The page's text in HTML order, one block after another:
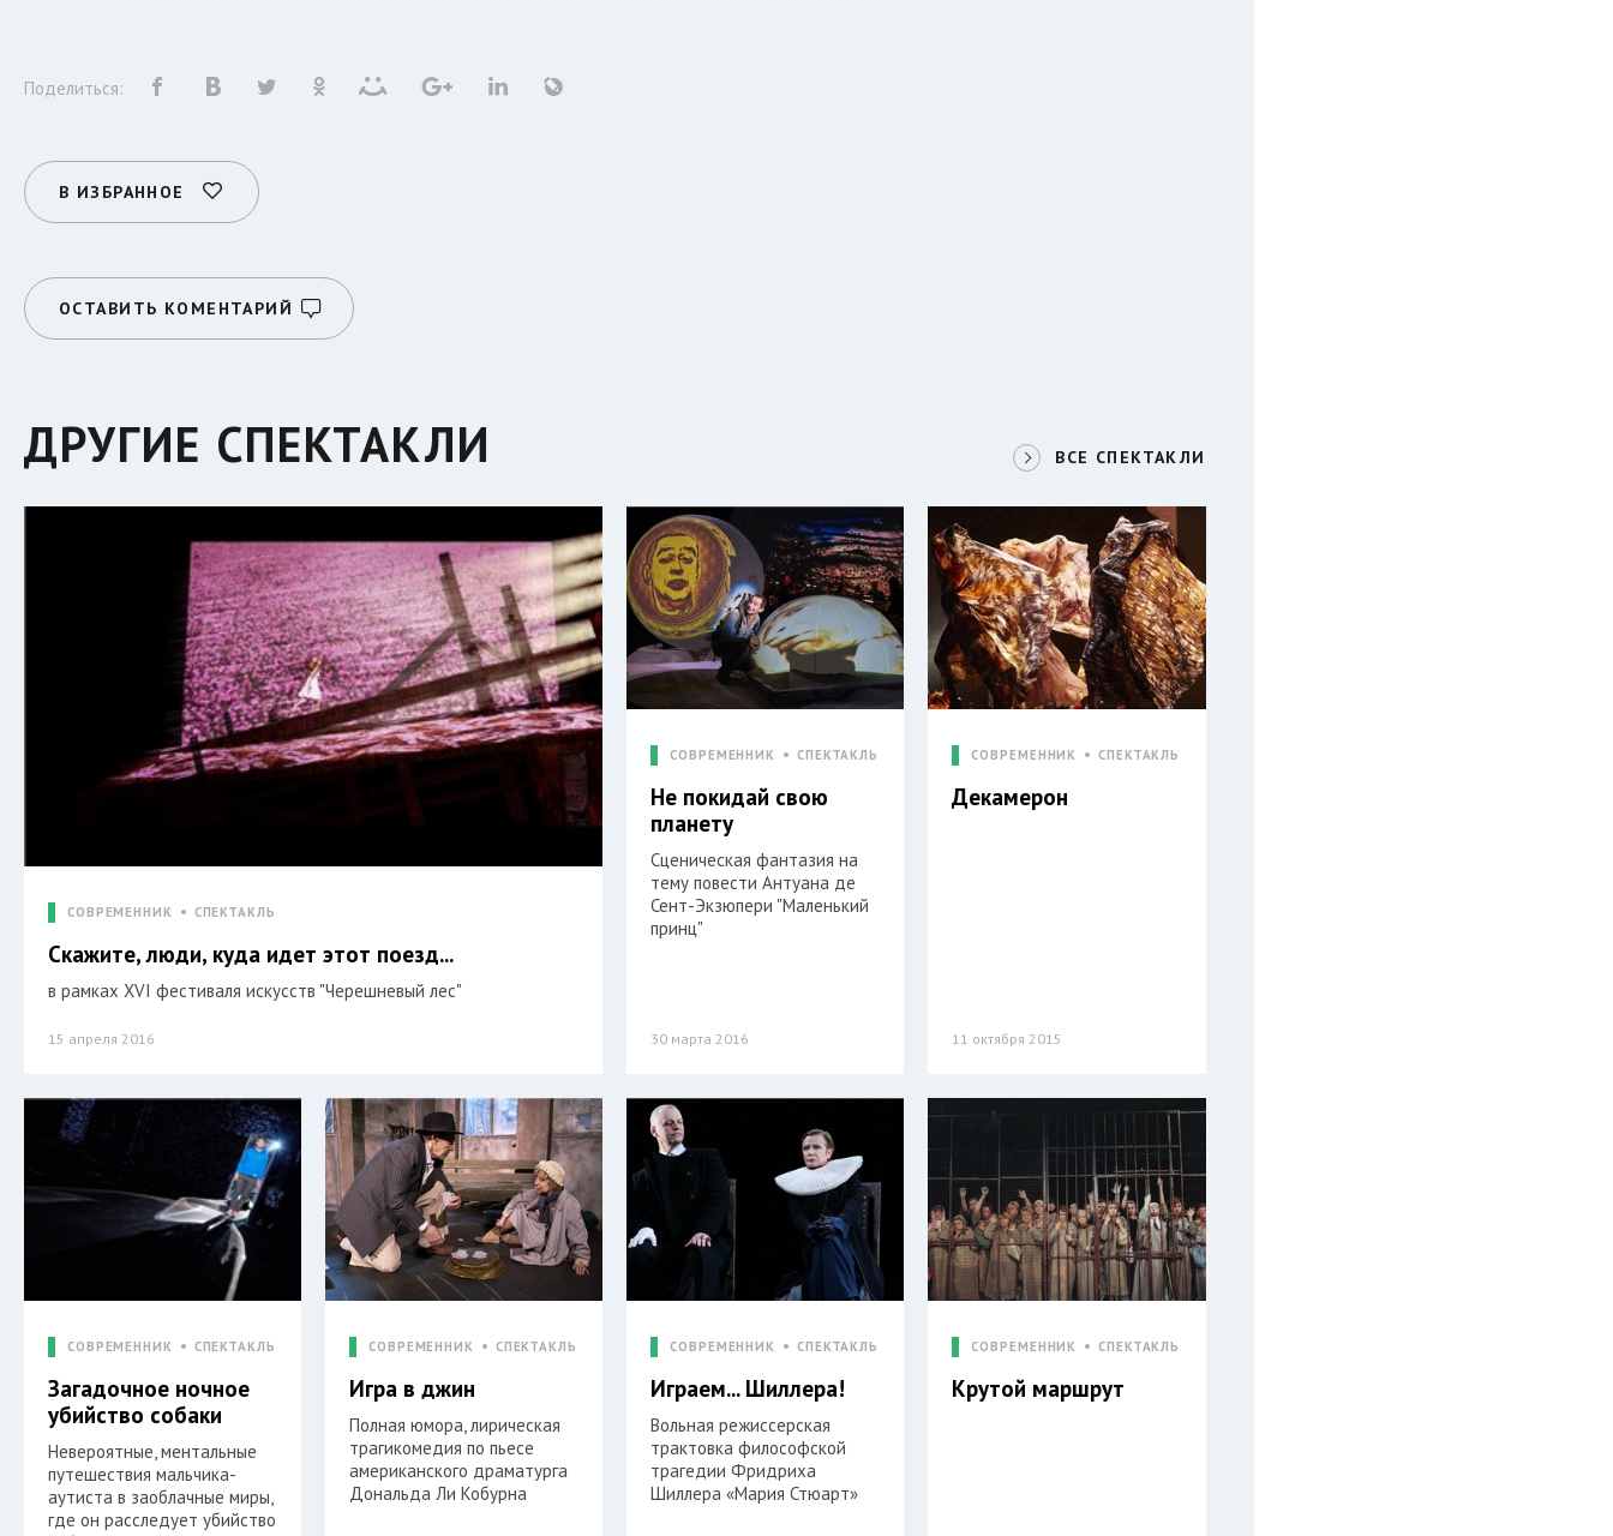
Поделиться:
В ИЗБРАННОЕ
ОСТАВИТЬ КОМЕНТАРИЙ
ДРУГИЕ СПЕКТАКЛИ ВСЕ СПЕКТАКЛИ
СОВРЕМЕННИК СПЕКТАКЛЬ
Скажите, люди, куда идет этот поезд...
в рамках XVI фестиваля искусств "Черешневый лес"
15 апреля 2016
СОВРЕМЕННИК СПЕКТАКЛЬ
Не покидай свою
планету
Сценическая фантазия на
тему повести Антуана де
Сент-Экзюпери "Маленький
принц"
30 марта 2016
СОВРЕМЕННИК СПЕКТАКЛЬ
Декамерон
11 октября 2015
СОВРЕМЕННИК СПЕКТАКЛЬ
Загадочное ночное
убийство собаки
Невероятные, ментальные
путешествия мальчика-
аутиста в заоблачные миры,
где он расследует убийство
СОВРЕМЕННИК СПЕКТАКЛЬ
Игра в джин
Полная юмора, лирическая
трагикомедия по пьесе
американского драматурга
Дональда Ли Кобурна
СОВРЕМЕННИК СПЕКТАКЛЬ
Играем... Шиллера!
Вольная режиссерская
трактовка философской
трагедии Фридриха
Шиллера «Мария Стюарт»
СОВРЕМЕННИК СПЕКТАКЛЬ
Крутой маршрут